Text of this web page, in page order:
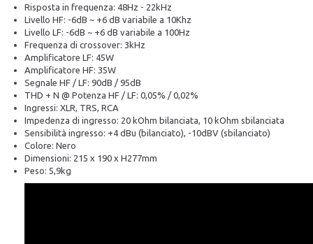
Risposta in frequenza: 48Hz - 22kHz
Livello HF: -6dB ~ +6 dB variabile a 10Khz
Livello LF: -6dB ~ +6 dB variabile a 100Hz
Frequenza di crossover: 3kHz
Amplificatore LF: 45W
Amplificatore HF: 35W
Segnale HF / LF: 90dB / 95dB
THD + N @ Potenza HF / LF: 0,05% / 0,02%
Ingressi: XLR, TRS, RCA
Impedenza di ingresso: 20 kOhm bilanciata, 10 kOhm sbilanciata
Sensibilità ingresso: +4 dBu (bilanciato), -10dBV (sbilanciato)
Colore: Nero
Dimensioni: 215 x 190 x H277mm
Peso: 5,9kg